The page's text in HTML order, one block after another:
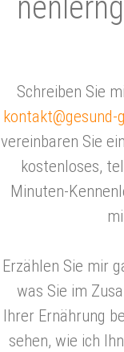
Schreiben Sie
kontakt@gesund-
vereinbaren Sie
kostenloses,
Minuten-
Erzählen Sie mir
was Sie im
Ihrer Ernährung
sehen, wie ich